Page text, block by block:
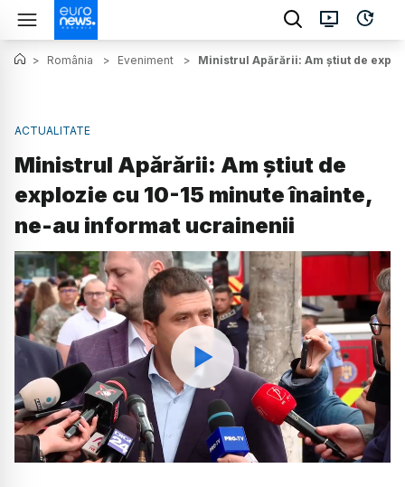
> România > Eveniment > Ministrul Apărării: Am știut de
ACTUALITATE
Ministrul Apărării: Am știut de
explozie cu 10-15 minute înainte,
ne-au informat ucrainenii
Watch